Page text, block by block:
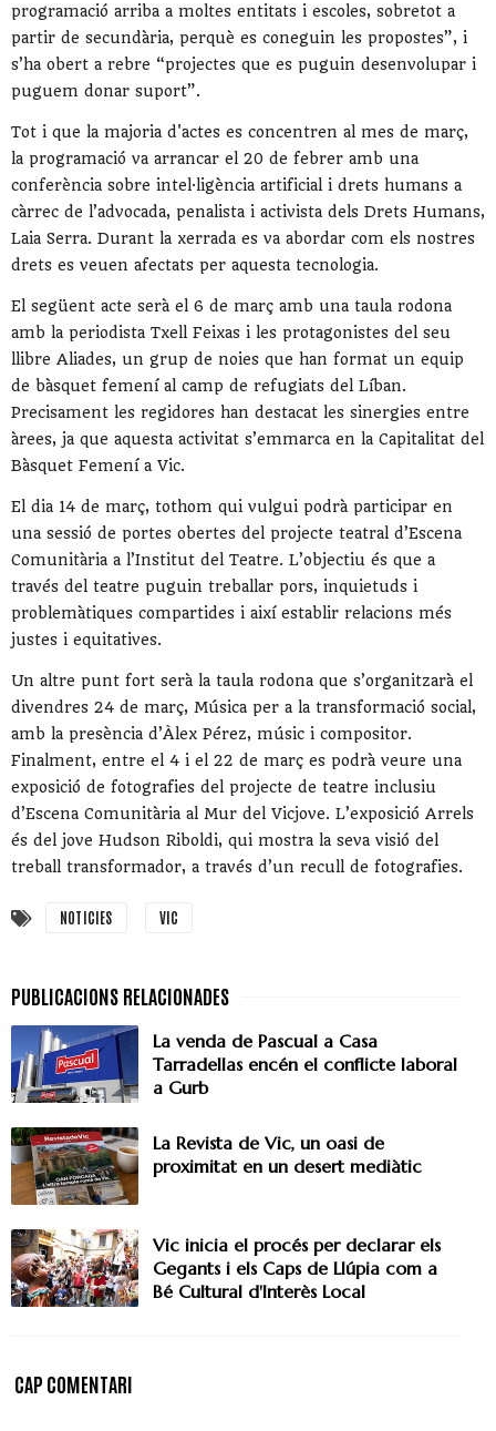
programació arriba a moltes entitats i escoles, sobretot a
partir de secundària, perquè es coneguin les propostes”, i
s’ha obert a rebre “projectes que es puguin desenvolupar i
puguem donar suport”.
Tot i que la majoria d'actes es concentren al mes de març,
la programació va arrancar el 20 de febrer amb una
conferència sobre intel·ligència artificial i drets humans a
càrrec de l’advocada, penalista i activista dels Drets Humans,
Laia Serra. Durant la xerrada es va abordar com els nostres
drets es veuen afectats per aquesta tecnologia.
El següent acte serà el 6 de març amb una taula rodona
amb la periodista Txell Feixas i les protagonistes del seu
llibre Aliades, un grup de noies que han format un equip
de bàsquet femení al camp de refugiats del Líban.
Precisament les regidores han destacat les sinergies entre
àrees, ja que aquesta activitat s’emmarca en la Capitalitat del
Bàsquet Femení a Vic.
El dia 14 de març, tothom qui vulgui podrà participar en
una sessió de portes obertes del projecte teatral d’Escena
Comunitària a l’Institut del Teatre. L’objectiu és que a
través del teatre puguin treballar pors, inquietuds i
problemàtiques compartides i així establir relacions més
justes i equitatives.
Un altre punt fort serà la taula rodona que s’organitzarà el
divendres 24 de març, Música per a la transformació social,
amb la presència d’Àlex Pérez, músic i compositor.
Finalment, entre el 4 i el 22 de març es podrà veure una
exposició de fotografies del projecte de teatre inclusiu
d’Escena Comunitària al Mur del Vicjove. L’exposició Arrels
és del jove Hudson Riboldi, qui mostra la seva visió del
treball transformador, a través d’un recull de fotografies.
NOTICIES VIC
La venda de Pascual a Casa
Tarradellas encén el conflicte laboral
a Gurb
La Revista de Vic, un oasi de
proximitat en un desert mediàtic
Vic inicia el procés per declarar els
Gegants i els Caps de Llúpia com a
Bé Cultural d'Interès Local
CAP COMENTARI